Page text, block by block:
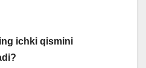
ichki qismini